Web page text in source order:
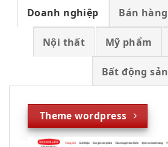
Doanh nghiệp Bán hàng
Nội thất Mỹ phẩm
Bất động sản
Theme wordpress